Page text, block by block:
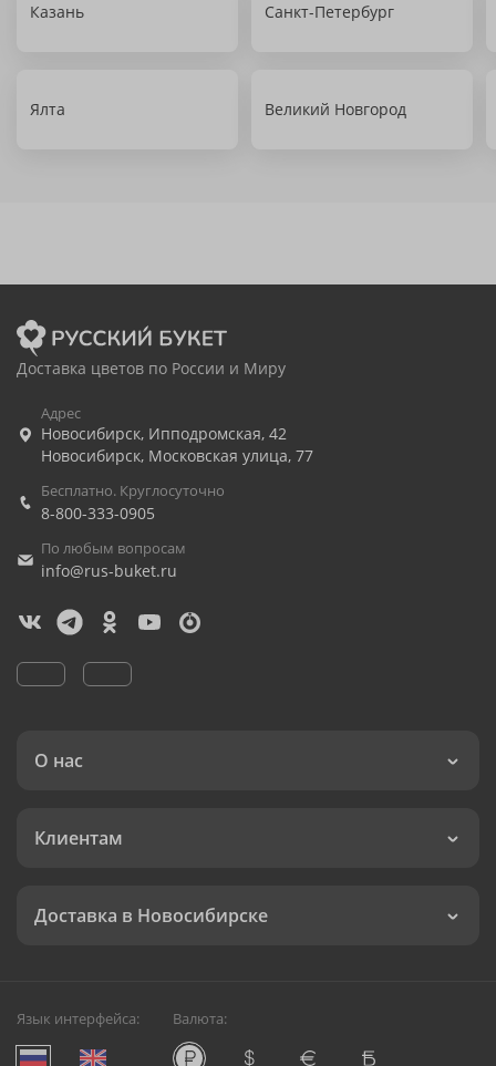
Казань Санкт-Петербург
Ялта Великий Новгород
Доставка цветов по России и Миру
Адрес
Новосибирск, Ипподромская, 42
Новосибирск, Московская улица, 77
Бесплатно. Круглосуточно
8-800-333-0905
По любым вопросам
info@rus-buket.ru
О нас
Клиентам
Доставка в Новосибирске
Язык интерфейса: Валюта: